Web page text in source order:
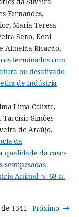
Fernandes,
Maria Teresa
Seno, Keni
Almeida Ricardo,
terminados com
ou desativado
de Indústria
Lima Calixto,
Simões
de Araújo,
da
qualidade da casca
semipesadas
Animal: v. 68 n.
de 1345 Próximo